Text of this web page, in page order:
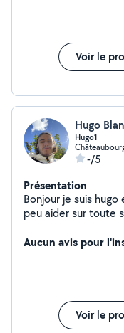
Voir le
Hugo
Hugo1
-/5
Présentation
Bonjour je suis
peu aider sur toute
Aucun avis pour
Voir le